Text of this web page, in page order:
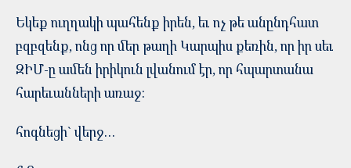
Եկեք ուղղակի պահենք իրեն, եւ ոչ թե անընդհատ
բզբզենք, ոնց որ մեր թաղի Կարպիս քեռին, որ իր սեւ
ԶԻՄ-ը ամեն իրիկուն լվանում էր, որ հպարտանա
հարեւանների առաջ:
հոգնեցի` վերջ…